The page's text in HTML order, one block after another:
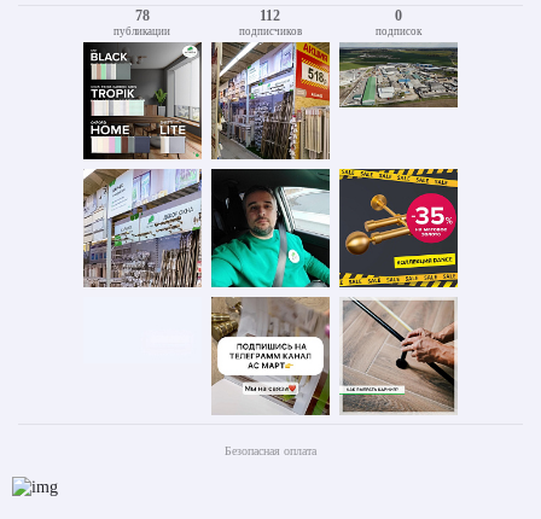
78
публикации
112
подписчиков
0
подписок
Безопасная оплата